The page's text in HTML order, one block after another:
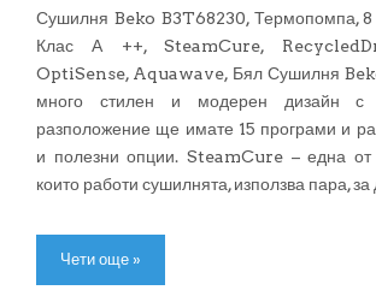
Сушилня Beko B3T68230, Термопомпа, 8
Клас А ++, SteamCure,
OptiSense, Aquawave, Бял Сушилня
много стилен и модерен дизайн
разположение ще имате 15 програми и
и полезни опции. SteamCure – една от
които работи сушилнята, използва пара, за
Чети още »